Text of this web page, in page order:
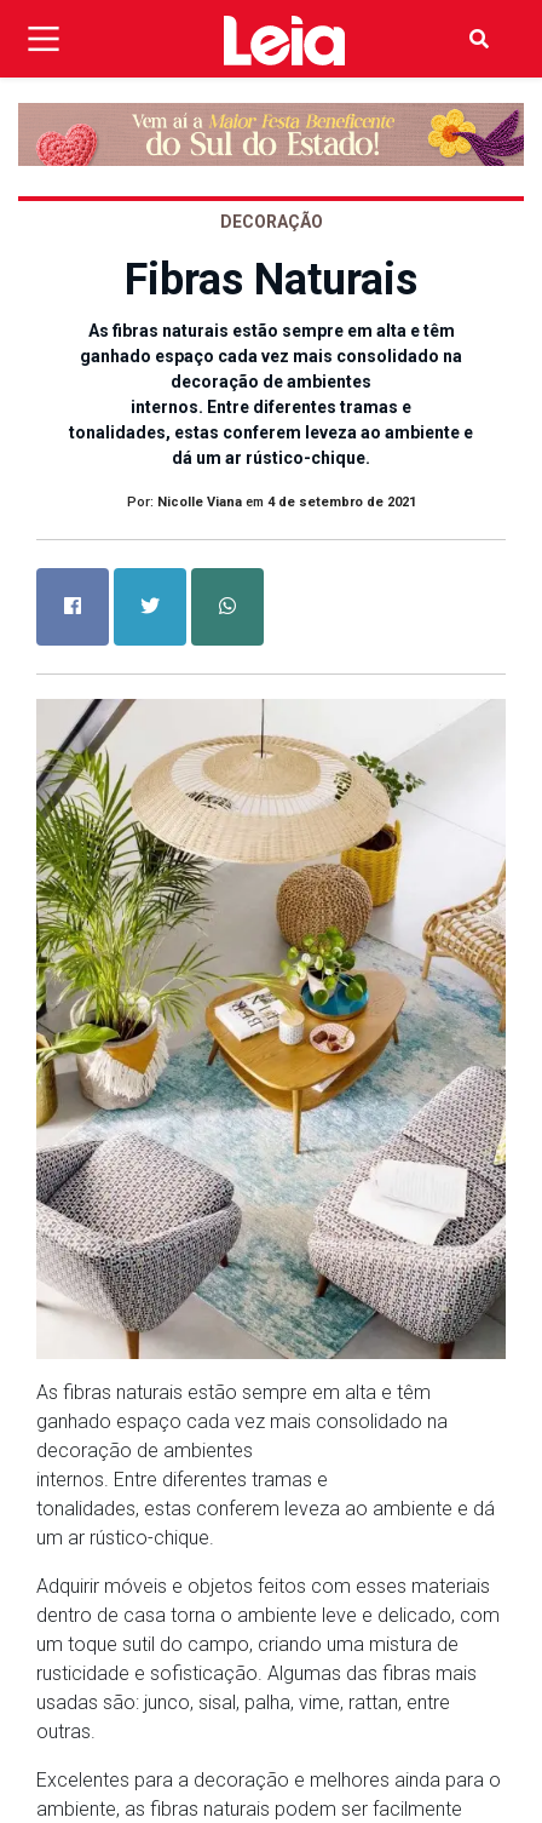
DECORAÇÃO
Fibras Naturais
As fibras naturais estão sempre em alta e têm
ganhado espaço cada vez mais consolidado na
decoração de ambientes
internos. Entre diferentes tramas e
tonalidades, estas conferem leveza ao ambiente e
dá um ar rústico-chique.
Por: Nicolle Vianaem 4 de setembro de 2021
As fibras naturais estão sempre em alta e têm
ganhado espaço cada vez mais consolidado na
decoração de ambientes
internos. Entre diferentes tramas e
tonalidades, estas conferem leveza ao ambiente e dá
um ar rústico-chique.
Adquirir móveis e objetos feitos com esses materiais
dentro de casa torna o ambiente leve e delicado, com
um toque sutil do campo, criando uma mistura de
rusticidade e sofisticação. Algumas das fibras mais
usadas são: junco, sisal, palha, vime, rattan, entre
outras.
Excelentes para a decoração e melhores ainda para o
ambiente, as fibras naturais podem ser facilmente